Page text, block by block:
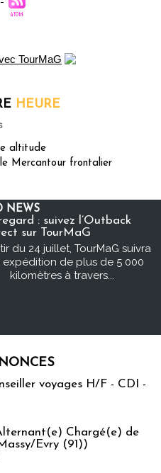
HEURE
altitude
Mercantour frontalier
NEWS
: suivez l’Outback
sur TourMaG
du 24 juillet, TourMaG suivra
expédition de plus de 5 000
kilomètres à travers...
voyages H/F - CDI -
Chargé(e) de
Evry (91))